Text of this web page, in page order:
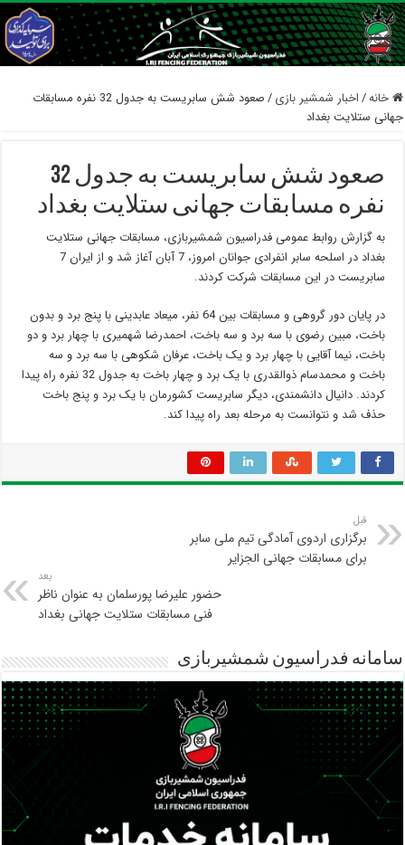
خانه/اخبار شمشیر بازی /
صعود شش سابریست به جدول 32 نفره مسابقات
جهانی ستلایت بغداد
صعود شش سابریست به جدول 32
نفره مسابقات جهانی ستلایت بغداد
به گزارش روابط عمومی فدراسیون شمشیربازی، مسابقات جهانی ستلایت
بغداد در اسلحه سابر انفرادی جوانان امروز، 7 آبان آغاز شد و از ایران 7
سابریست در این مسابقات شرکت کردند.
در پایان دور گروهی و مسابقات بین 64 نفر، میعاد عابدینی با پنج برد و بدون
باخت، مبین رضوی با سه برد و سه باخت، احمدرضا شهمیری با چهار برد و دو
باخت، نیما آقایی با چهار برد و یک باخت، عرفان شکوهی با سه برد و سه
باخت و محمدسام ذوالقدری با یک برد و چهار باخت به جدول 32 نفره راه پیدا
کردند. دانیال دانشمندی، دیگر سابریست کشورمان با یک برد و پنج باخت
حذف شد و نتوانست به مرحله بعد راه پیدا کند.
قبل
برگزاری اردوی آمادگی تیم ملی سابر
برای مسابقات جهانی الجزایر
بعد
حضور علیرضا پورسلمان به عنوان ناظر
فنی مسابقات ستلایت جهانی بغداد
سامانه فدراسیون شمشیربازی